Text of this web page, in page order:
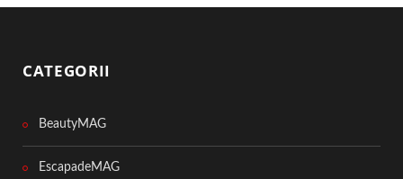
CATEGORII
BeautyMAG
EscapadeMAG